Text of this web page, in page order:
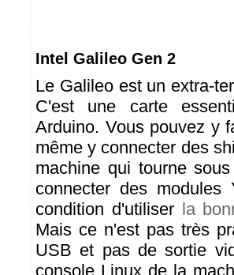
Intel Galileo Gen 2
Le Galileo est un extra-
C'est une carte
Arduino. Vous pouvez y
même y connecter des
machine qui tourne
connecter des modules
condition d'utiliser la
Mais ce n'est pas très
USB et pas de sortie
console Linux de la